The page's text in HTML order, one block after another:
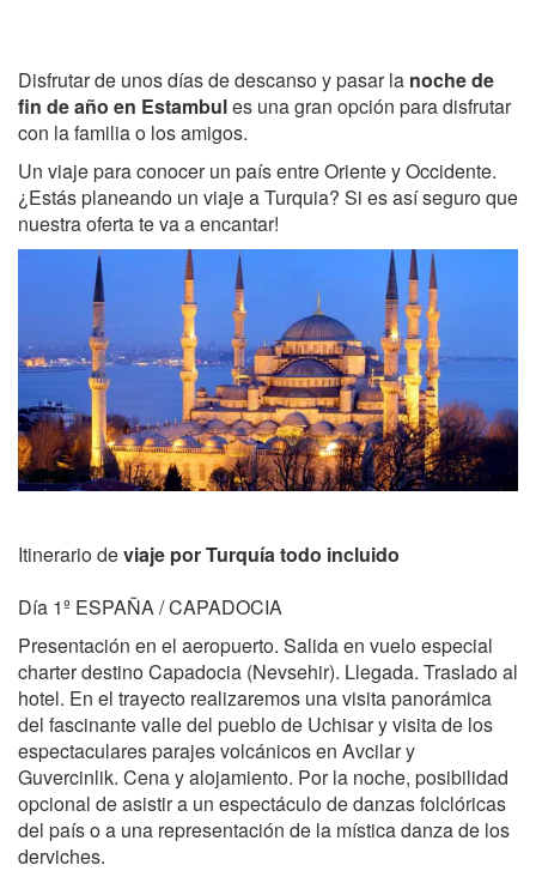
Disfrutar de unos días de descanso y pasar la noche de
fin de año en Estambules una gran opción para disfrutar
con la familia o los amigos.
Un viaje para conocer un país entre Oriente y Occidente.
¿Estás planeando un viaje a Turquia? Si es así seguro que
nuestra oferta te va a encantar!
Itinerario deviaje por Turquía todo incluido
Día 1º ESPAÑA / CAPADOCIA
Presentación en el aeropuerto. Salida en vuelo especial
charter destino Capadocia (Nevsehir). Llegada. Traslado al
hotel. En el trayecto realizaremos una visita panorámica
del fascinante valle del pueblo de Uchisar y visita de los
espectaculares parajes volcánicos en Avcilar y
Guvercinlik. Cena y alojamiento. Por la noche, posibilidad
opcional de asistir a un espectáculo de danzas folclóricas
del país o a una representación de la mística danza de los
derviches.